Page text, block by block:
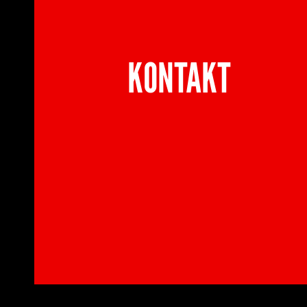
KONTAKT